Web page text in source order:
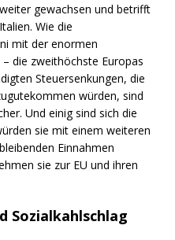
gewachsen und betrifft
Wie die
mit der enormen
die zweithöchste Europas
Steuersenkungen, die
würden, sind
Und einig sind sich die
sie mit einem weiteren
Einnahmen
sie zur EU und ihren
Sozialkahlschlag